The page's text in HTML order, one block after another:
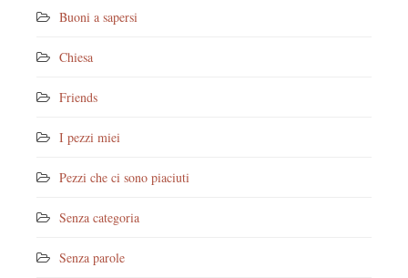
Buoni a sapersi
Chiesa
Friends
I pezzi miei
Pezzi che ci sono piaciuti
Senza categoria
Senza parole